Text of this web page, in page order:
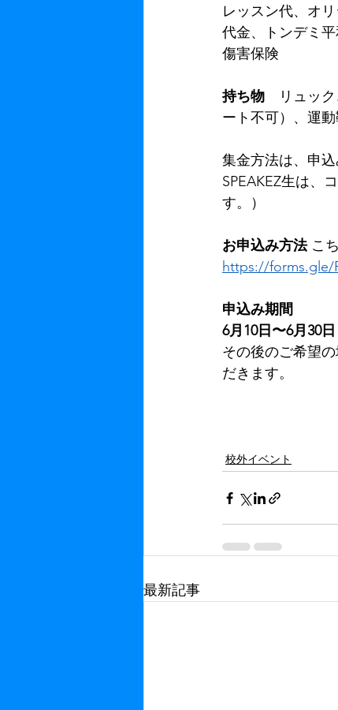
レッスン代、オ
代金、トンデミ
傷害保険
持ち物 リュック
ート不可）、運動
集金方法は、申込
SPEAKEZ生は、
す。）
お申込み方法 こ
https://forms.gle/
申込み期間
6月10日〜6月30
その後のご希望
だきます。
校外イベント
最新記事